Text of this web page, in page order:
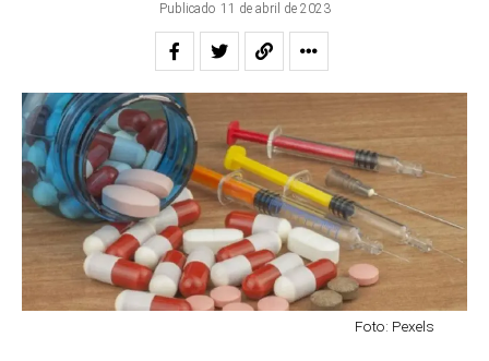
Publicado 11 de abril de 2023
Foto: Pexels